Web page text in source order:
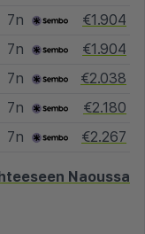
7n
€1.904
7n
€1.904
7n
€2.038
7n
€2.180
7n €2.267
Naoussa